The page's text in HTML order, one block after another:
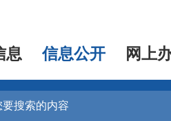
息 信息公开 网上